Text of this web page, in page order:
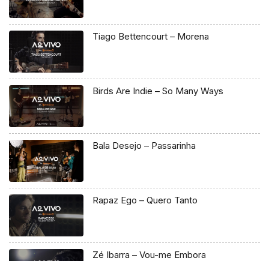
Tiago Bettencourt – Morena
Birds Are Indie – So Many Ways
Bala Desejo – Passarinha
Rapaz Ego – Quero Tanto
Zé Ibarra – Vou-me Embora